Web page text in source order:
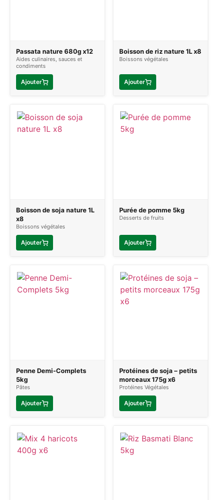
Passata nature 680g x12
Aides culinaires, sauces et
condiments
Ajouter
Boisson de riz nature 1L x8
Boissons végétales
Ajouter
Boisson de soja nature 1L
x8
Boissons végétales
Ajouter
Purée de pomme 5kg
Desserts de fruits
Ajouter
Penne Demi-Complets
5kg
Pâtes
Ajouter
Protéines de soja – petits
morceaux 175g x6
Protéines Végétales
Ajouter